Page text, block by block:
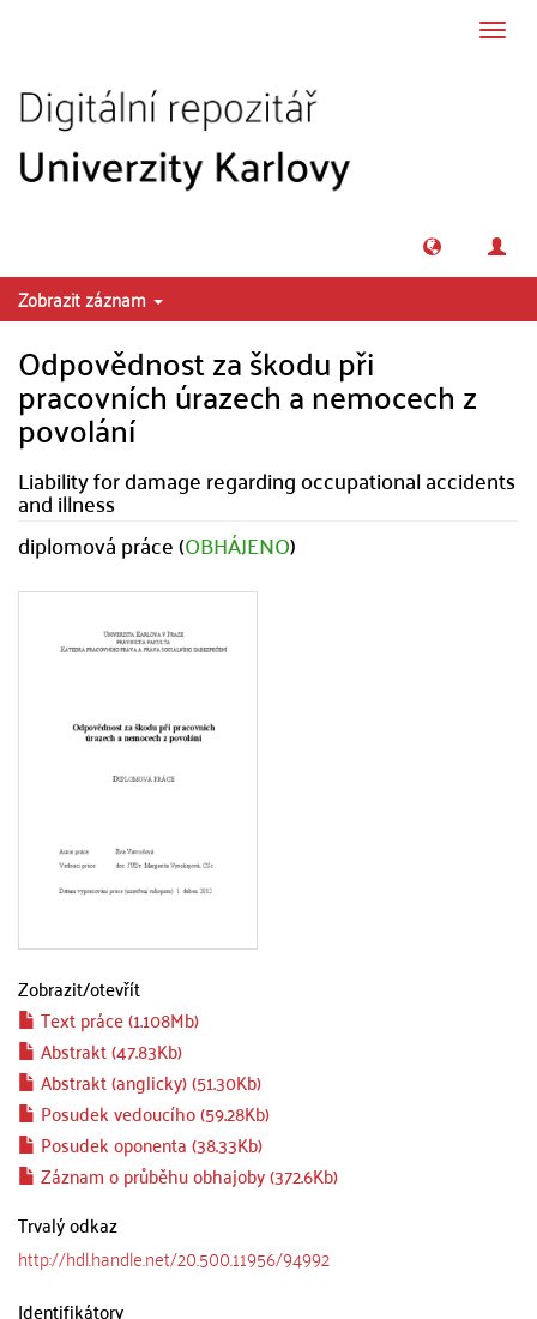
Zobrazit záznam
Odpovědnost za škodu při
pracovních úrazech a nemocech z
povolání
Liability for damage regarding occupational accidents
and illness
diplomová práce (OBHÁJENO)
Zobrazit/otevřít
Text práce (1.108Mb)
Abstrakt (47.83Kb)
Abstrakt (anglicky) (51.30Kb)
Posudek vedoucího (59.28Kb)
Posudek oponenta (38.33Kb)
Záznam o průběhu obhajoby (372.6Kb)
Trvalý odkaz
http://hdl.handle.net/20.500.11956/94992
Identifikátory